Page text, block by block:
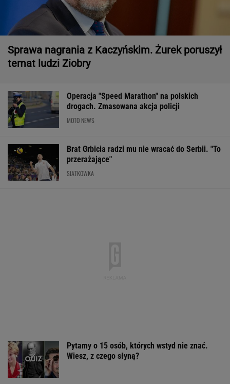
Sprawa nagrania z Kaczyńskim. Żurek poruszył
temat ludzi Ziobry
Operacja "Speed Marathon" na polskich
drogach. Zmasowana akcja policji
MOTO NEWS
Brat Grbicia radzi mu nie wracać do Serbii. "To
przerażające"
SIATKÓWKA
Pytamy o 15 osób, których wstyd nie znać.
Wiesz, z czego słyną?